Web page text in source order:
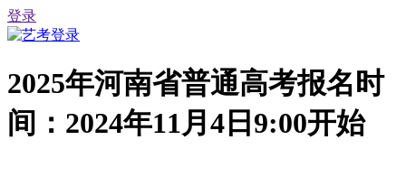
登录
2025年河南省普通高考报名时
间：2024年11月4日9:00开始